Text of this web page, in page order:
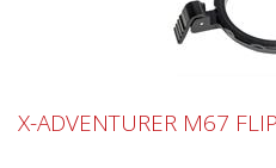
X-ADVENTURER M67